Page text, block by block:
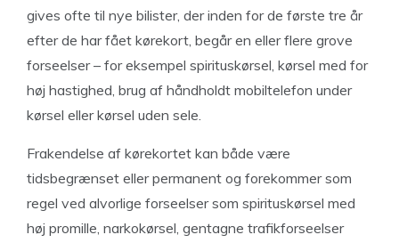
gives ofte til nye bilister, der inden for de første tre år
efter de har fået kørekort, begår en eller flere grove
forseelser – for eksempel spirituskørsel, kørsel med for
høj hastighed, brug af håndholdt mobiltelefon under
kørsel eller kørsel uden sele.
Frakendelse af kørekortet kan både være
tidsbegrænset eller permanent og forekommer som
regel ved alvorlige forseelser som spirituskørsel med
høj promille, narkokørsel, gentagne trafikforseelser